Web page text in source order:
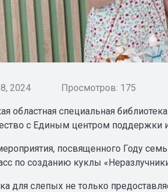
2024 Просмотров: 175
областная специальная
с Единым центром поддержки
посвященного Году
по созданию куклы
для слепых не только